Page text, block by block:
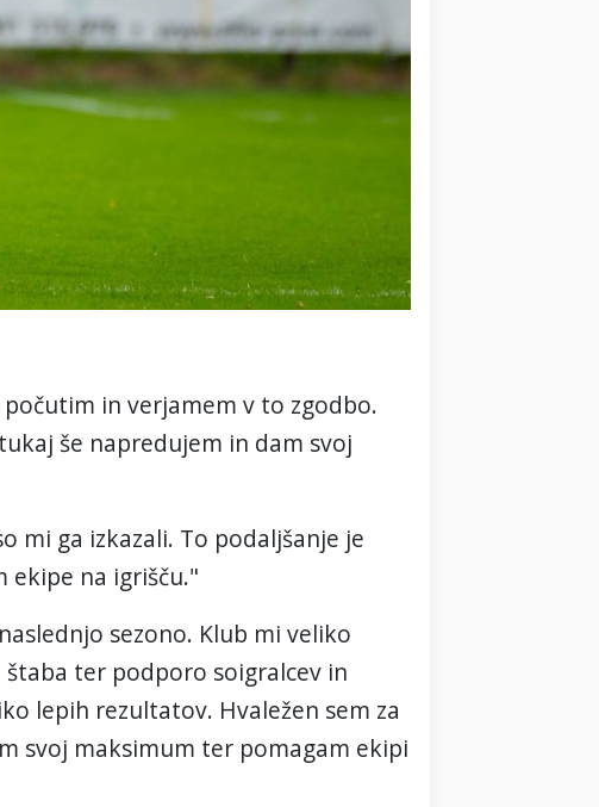
in verjamem v to zgodbo.
še napredujem in dam svoj
mi ga izkazali. To podaljšanje je
ekipe na igrišču."
sezono. Klub mi veliko
ter podporo soigralcev in
lepih rezultatov. Hvaležen sem za
svoj maksimum ter pomagam ekipi